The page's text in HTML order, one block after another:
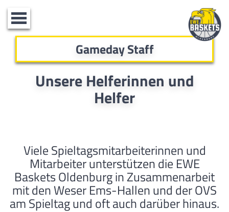
Toggle
navigation
Gameday Staff
Unsere Helferinnen und
Helfer
Viele Spieltagsmitarbeiterinnen und
Mitarbeiter unterstützen die EWE
Baskets Oldenburg in Zusammenarbeit
mit den Weser Ems-Hallen und der OVS
am Spieltag und oft auch darüber hinaus.